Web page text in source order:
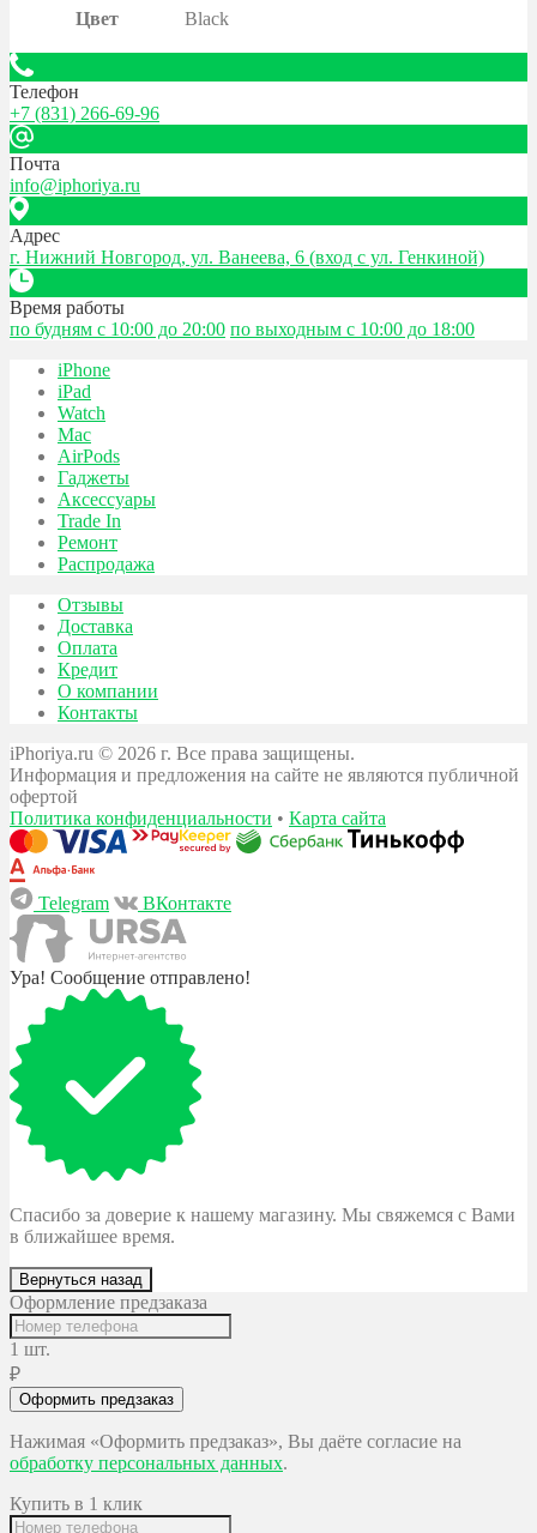
Цвет Black
Телефон
+7 (831) 266-69-96
Почта
info@iphoriya.ru
Адрес
г. Нижний Новгород, ул. Ванеева, 6 (вход с ул. Генкиной)
Время работы
по будням с 10:00 до 20:00 по выходным с 10:00 до 18:00
iPhone
iPad
Watch
Mac
AirPods
Гаджеты
Аксессуары
Trade In
Ремонт
Распродажа
Отзывы
Доставка
Оплата
Кредит
О компании
Контакты
iPhoriya.ru © 2026 г. Все права защищены.
Информация и предложения на сайте не являются публичной
офертой
Политика конфиденциальности • Карта сайта
Telegram ВКонтакте
Ура! Сообщение отправлено!
Спасибо за доверие к нашему магазину. Мы свяжемся с Вами
в ближайшее время.
Вернуться назад
Оформление предзаказа
1 шт.
₽
Оформить предзаказ
Нажимая «Оформить предзаказ», Вы даёте согласие на
обработку персональных данных.
Купить в 1 клик